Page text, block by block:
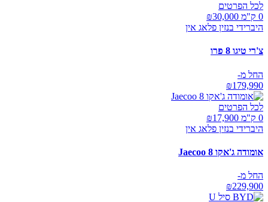
לכל הפרטים
0 ק"מ ₪
30,000
היברידי בנזין פלאג אין
צ'רי טיגו 8 פרו
החל מ-
₪179,990
לכל הפרטים
0 ק"מ ₪
17,900
היברידי בנזין פלאג אין
אומודה ג'אקו Jaecoo 8
החל מ-
₪229,900